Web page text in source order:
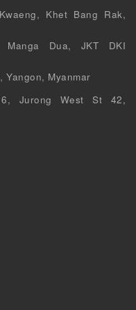
Khet Bang Rak,
Manga Dua, JKT DKI
Yangon, Myanmar
Jurong West St 42,